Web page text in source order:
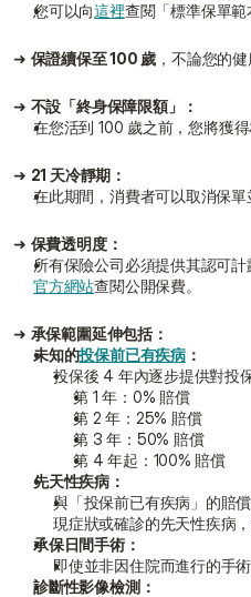
您可以向這裡查閱「標準保單範
➜ 保證續保至 100 歲 ，不論您的
➜ 不設「終身保障限額」：
在您活到 100 歲之前，您將獲得
➜ 21 天冷靜期：
在此期間，消費者可以取消保單
➜ 保費透明度：
所有保險公司必須提供其認可計
官方網站查閱公開保費。
➜ 承保範圍延伸包括：
未知的投保前已有疾病：
投保後 4 年內逐步提供對投
第 1 年：0% 賠償
第 2 年：25% 賠償
第 3 年：50% 賠償
第 4 年起：100% 賠償
先天性疾病：
與「投保前已有疾病」的賠
現症狀或確診的先天性疾病
承保日間手術：
即使並非因住院而進行的手
診斷性影像檢測：